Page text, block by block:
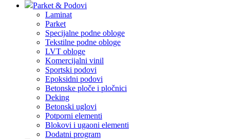
Parket & Podovi
Laminat
Parket
Specijalne podne obloge
Tekstilne podne obloge
LVT obloge
Komercijalni vinil
Sportski podovi
Epoksidni podovi
Betonske ploče i pločnici
Deking
Betonski uglovi
Potporni elementi
Blokovi i ugaoni elementi
Dodatni program